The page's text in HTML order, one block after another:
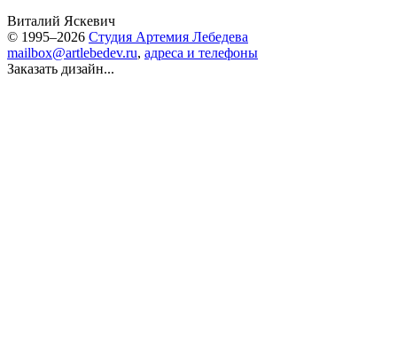
Виталий Яскевич
© 1995–2026 Студия Артемия Лебедева
mailbox@artlebedev.ru, адреса и телефоны
Заказать дизайн...